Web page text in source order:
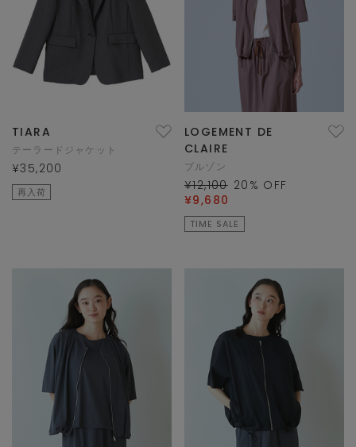
TIARA
テーラードジャケット
¥35,200
再入荷
LOGEMENT DE
CLAIRE
ブルゾン
¥12,100 20 % OFF
¥9,680
TIME SALE